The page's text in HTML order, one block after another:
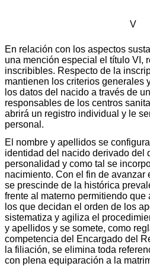
V
En relación con los aspectos
una mención especial el título VI,
inscribibles. Respecto de la
mantienen los criterios generales
los datos del nacido a través de
responsables de los centros
abrirá un registro individual y le
personal.
El nombre y apellidos se
identidad del nacido derivado del
personalidad y como tal se
nacimiento. Con el fin de avanzar
se prescinde de la histórica
frente al materno permitiendo que
los que decidan el orden de los
sistematiza y agiliza el
y apellidos y se somete, como
competencia del Encargado del
la filiación, se elimina toda
con plena equiparación a la